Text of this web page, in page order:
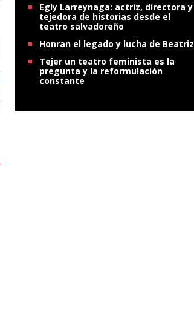
Egly Larreynaga: actriz, directora y
tejedora de historias desde el
teatro salvadoreño
Honran el legado y lucha de Beatriz
Tejer un teatro feminista es la
pregunta y la reformulación
constante